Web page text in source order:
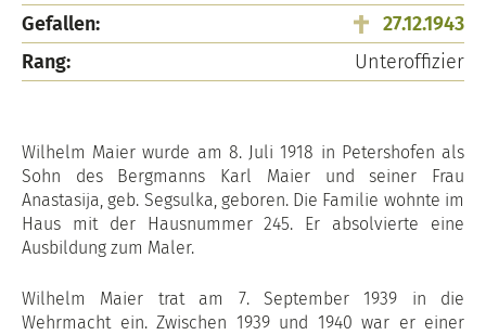
Gefallen:
27.12.1943
Rang:
Unteroffizier
Wilhelm Maier wurde am 8. Juli 1918 in Petershofen als
Sohn des Bergmanns Karl Maier und seiner Frau
Anastasija, geb. Segsulka, geboren. Die Familie wohnte im
Haus mit der Hausnummer 245. Er absolvierte eine
Ausbildung zum Maler.
Wilhelm Maier trat am 7. September 1939 in die
Wehrmacht ein. Zwischen 1939 und 1940 war er einer